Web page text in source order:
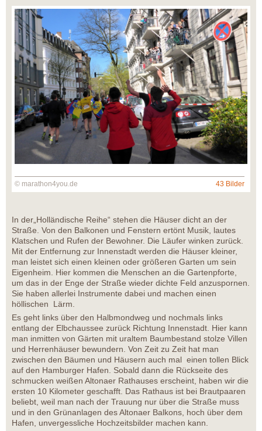
© marathon4you.de 43 Bilder
In der„Holländische Reihe“ stehen die Häuser dicht an der
Straße. Von den Balkonen und Fenstern ertönt Musik, lautes
Klatschen und Rufen der Bewohner. Die Läufer winken zurück.
Mit der Entfernung zur Innenstadt werden die Häuser kleiner,
man leistet sich einen kleinen oder größeren Garten um sein
Eigenheim. Hier kommen die Menschen an die Gartenpforte,
um das in der Enge der Straße wieder dichte Feld anzuspornen.
Sie haben allerlei Instrumente dabei und machen einen
höllischen Lärm.
Es geht links über den Halbmondweg und nochmals links
entlang der Elbchaussee zurück Richtung Innenstadt. Hier kann
man inmitten von Gärten mit uraltem Baumbestand stolze Villen
und Herrenhäuser bewundern. Von Zeit zu Zeit hat man
zwischen den Bäumen und Häusern auch mal einen tollen Blick
auf den Hamburger Hafen. Sobald dann die Rückseite des
schmucken weißen Altonaer Rathauses erscheint, haben wir die
ersten 10 Kilometer geschafft. Das Rathaus ist bei Brautpaaren
beliebt, weil man nach der Trauung nur über die Straße muss
und in den Grünanlagen des Altonaer Balkons, hoch über dem
Hafen, unvergessliche Hochzeitsbilder machen kann.